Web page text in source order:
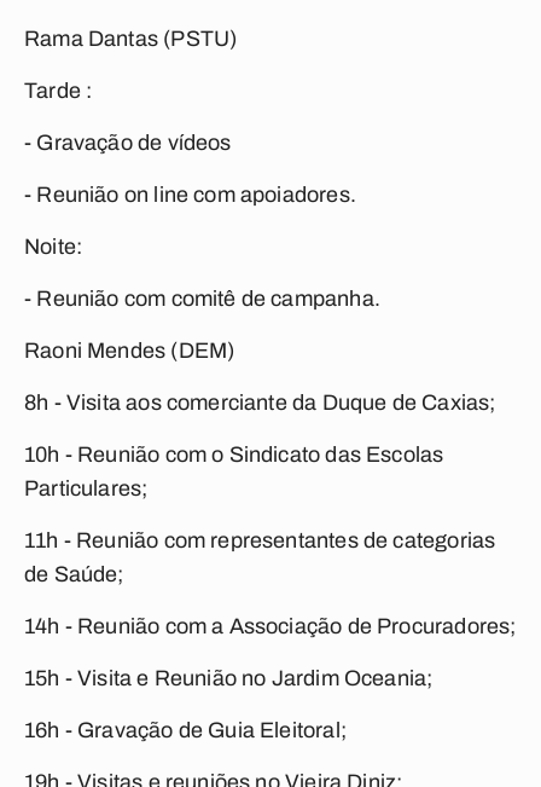
Rama Dantas (PSTU)
Tarde :
- Gravação de vídeos
- Reunião on line com apoiadores.
Noite:
- Reunião com comitê de campanha.
Raoni Mendes (DEM)
8h - Visita aos comerciante da Duque de Caxias;
10h - Reunião com o Sindicato das Escolas
Particulares;
11h - Reunião com representantes de categorias
de Saúde;
14h - Reunião com a Associação de Procuradores;
15h - Visita e Reunião no Jardim Oceania;
16h - Gravação de Guia Eleitoral;
19h - Visitas e reuniões no Vieira Diniz;